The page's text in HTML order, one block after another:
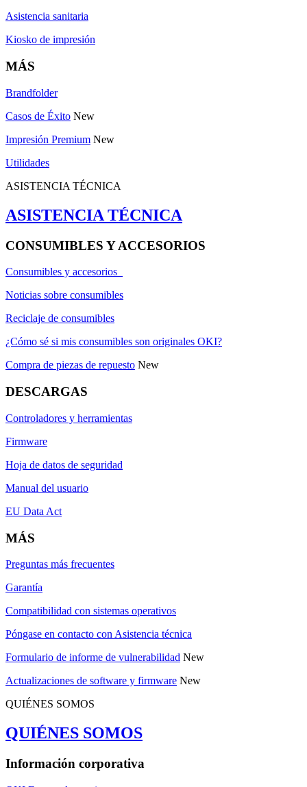
Asistencia sanitaria
Kiosko de impresión
MÁS
Brandfolder
Casos de Éxito New
Impresión Premium New
Utilidades
ASISTENCIA TÉCNICA
ASISTENCIA TÉCNICA
CONSUMIBLES Y ACCESORIOS
Consumibles y accesorios
Noticias sobre consumibles
Reciclaje de consumibles
¿Cómo sé si mis consumibles son originales OKI?
Compra de piezas de repuesto New
DESCARGAS
Controladores y herramientas
Firmware
Hoja de datos de seguridad
Manual del usuario
EU Data Act
MÁS
Preguntas más frecuentes
Garantía
Compatibilidad con sistemas operativos
Póngase en contacto con Asistencia técnica
Formulario de informe de vulnerabilidad New
Actualizaciones de software y firmware New
QUIÉNES SOMOS
QUIÉNES SOMOS
Información corporativa